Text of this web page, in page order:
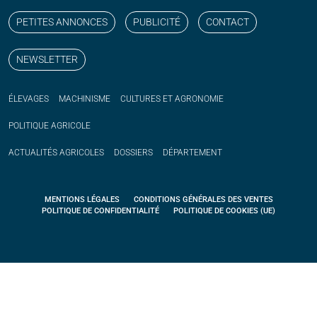
PETITES ANNONCES PUBLICITÉ CONTACT
NEWSLETTER
ÉLEVAGES MACHINISME CULTURES ET AGRONOMIE
POLITIQUE AGRICOLE
ACTUALITÉS AGRICOLES DOSSIERS DÉPARTEMENT
MENTIONS LÉGALES
CONDITIONS GÉNÉRALES DES VENTES
POLITIQUE DE CONFIDENTIALITÉ
POLITIQUE DE COOKIES (UE)